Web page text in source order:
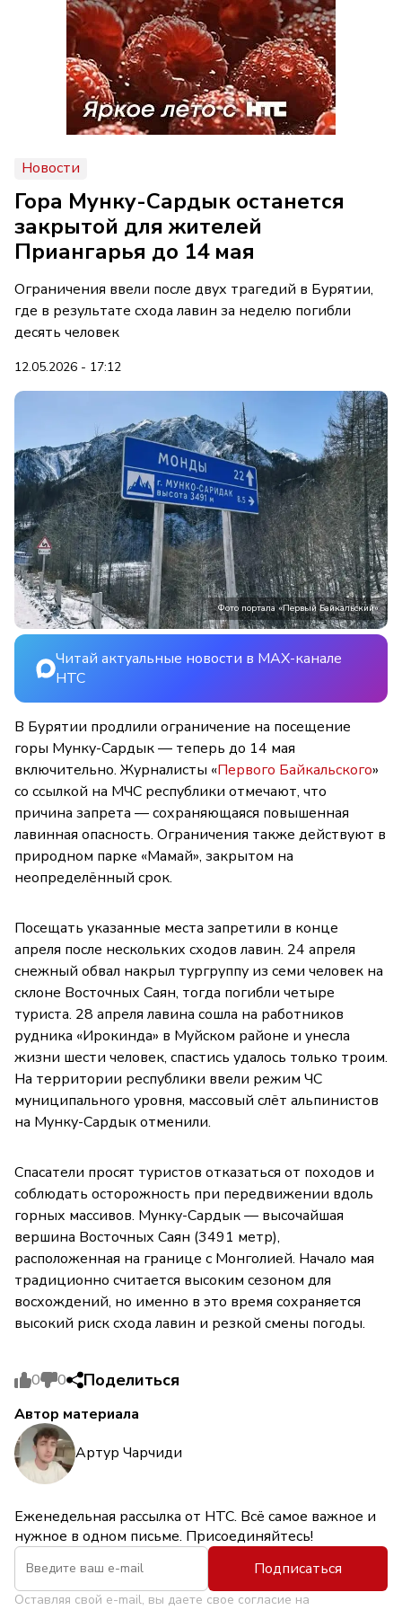
Новости
Гора Мунку-Сардык останется
закрытой для жителей
Приангарья до 14 мая
Ограничения ввели после двух трагедий в Бурятии,
где в результате схода лавин за неделю погибли
десять человек
12.05.2026 - 17:12
Фото портала «Первый Байкальский»
Читай актуальные новости в MAX-канале
НТС
В Бурятии продлили ограничение на посещение
горы Мунку-Сардык — теперь до 14 мая
включительно. Журналисты «Первого Байкальского»
со ссылкой на МЧС республики отмечают, что
причина запрета — сохраняющаяся повышенная
лавинная опасность. Ограничения также действуют в
природном парке «Мамай», закрытом на
неопределённый срок.
Посещать указанные места запретили в конце
апреля после нескольких сходов лавин. 24 апреля
снежный обвал накрыл тургруппу из семи человек на
склоне Восточных Саян, тогда погибли четыре
туриста. 28 апреля лавина сошла на работников
рудника «Ирокинда» в Муйском районе и унесла
жизни шести человек, спастись удалось только троим.
На территории республики ввели режим ЧС
муниципального уровня, массовый слёт альпинистов
на Мунку-Сардык отменили.
Спасатели просят туристов отказаться от походов и
соблюдать осторожность при передвижении вдоль
горных массивов. Мунку-Сардык — высочайшая
вершина Восточных Саян (3491 метр),
расположенная на границе с Монголией. Начало мая
традиционно считается высоким сезоном для
восхождений, но именно в это время сохраняется
высокий риск схода лавин и резкой смены погоды.
0 0 Поделиться
Автор материала
Артур Чарчиди
Еженедельная рассылка от НТС. Всё самое важное и
нужное в одном письме. Присоединяйтесь!
Подписаться
Оставляя свой e-mail, вы даете свое согласие на